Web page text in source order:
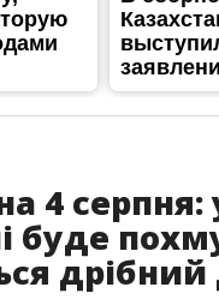
4 серпня:
буде